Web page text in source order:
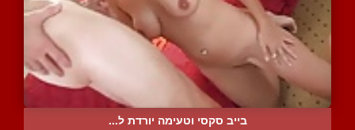
בייב סקסי וטעימה יורדת ל...